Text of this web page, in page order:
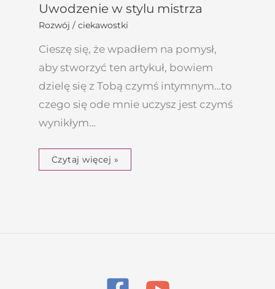
Uwodzenie w stylu mistrza
Rozwój / ciekawostki
Cieszę się, że wpadłem na pomysł,
aby stworzyć ten artykuł, bowiem
dzielę się z Tobą czymś intymnym…to
czego się ode mnie uczysz jest czymś
wynikłym…
Czytaj więcej »